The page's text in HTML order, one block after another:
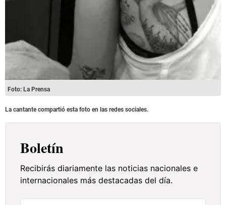
Foto: La Prensa
La cantante compartió esta foto en las redes sociales.
Boletín
Recibirás diariamente las noticias nacionales e
internacionales más destacadas del día.